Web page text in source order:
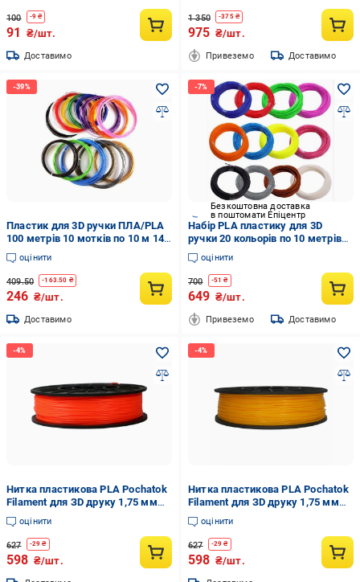
100 -9 ₴
91 ₴/шт.
Доставимо
1 350 -375₴
975 ₴/шт.
Привеземо Доставимо
Пластик для 3D ручки ПЛА/PLA
100 метрів 10 мотків по 10 м 14
кольорів
оцінити
409.50 -163.50 ₴
246 ₴/шт.
Доставимо
Безкоштовна доставка
в поштомати Епіцентр
Набір PLA пластику для 3D
ручки 20 кольорів по 10 метрів
(PP-2010)
оцінити
700 -51 ₴
649 ₴/шт.
Привеземо Доставимо
Нитка пластикова PLA Pochatok
Filament для ЗD друку 1,75 мм
0,75 кг Помаранчевий (13009)
оцінити
627 -29 ₴
598 ₴/шт.
Нитка пластикова PLA Pochatok
Filament для ЗD друку 1,75 мм
0,75 кг Помаранчевий (13029)
оцінити
627 -29 ₴
598 ₴/шт.